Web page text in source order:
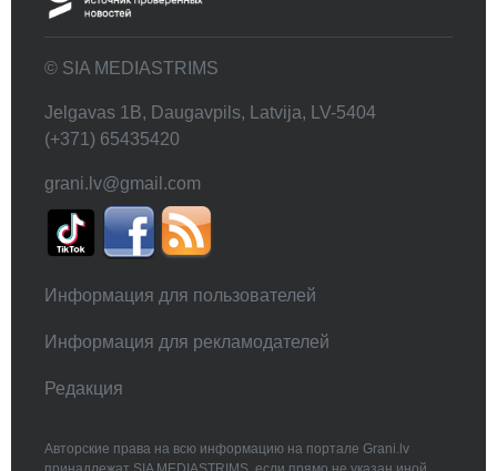
© SIA MEDIASTRIMS
Jelgavas 1B, Daugavpils, Latvija, LV-5404
(+371) 65435420
grani.lv@gmail.com
Информация для пользователей
Информация для рекламодателей
Редакция
Авторские права на всю информацию на портале Grani.lv